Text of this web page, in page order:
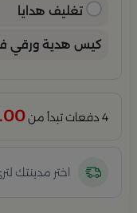
تغليف هدايا
كيس هدية ورقي
4 دفعات تبدأ من
اختر مدينتك